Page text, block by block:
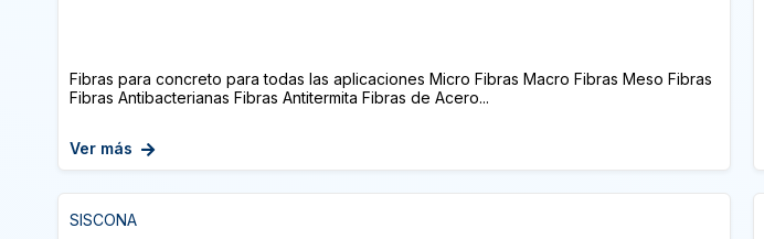
Fibras para concreto para todas las aplicaciones Micro Fibras Macro Fibras Meso Fibras
Fibras Antibacterianas Fibras Antitermita Fibras de Acero...
Ver más
SISCONA